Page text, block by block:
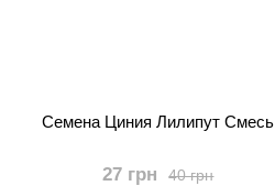
Семена Циния Лилипут Смесь
40 грн
27 грн